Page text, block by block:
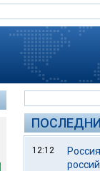
12:12